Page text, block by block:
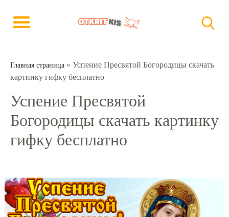
Главная страница » Успение Пресвятой Богородицы скачать
картинку гифку бесплатно
Успение Пресвятой
Богородицы скачать картинку
гифку бесплатно